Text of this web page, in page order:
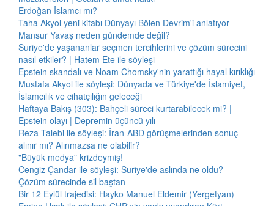
Erdoğan İslamcı mı?
Taha Akyol yeni kitabı Dünyayı Bölen Devrim'i anlatıyor
Mansur Yavaş neden gündemde değil?
Suriye'de yaşananlar seçmen tercihlerini ve çözüm sürecini
nasıl etkiler? | Hatem Ete ile söyleşi
Epstein skandalı ve Noam Chomsky'nin yarattığı hayal kırıklığı
Mustafa Akyol ile söyleşi: Dünyada ve Türkiye'de İslamiyet,
İslamcılık ve cihatçılığın geleceği
Haftaya Bakış (303): Bahçeli süreci kurtarabilecek mi? |
Epstein olayı | Depremin üçüncü yılı
Reza Talebi ile söyleşi: İran-ABD görüşmelerinden sonuç
alınır mı? Alınmazsa ne olabilir?
"Büyük medya" krizdeymiş!
Cengiz Çandar ile söyleşi: Suriye'de aslında ne oldu?
Çözüm sürecinde sil baştan
Bir 12 Eylül trajedisi: Hayko Manuel Eldemir (Yergetyan)